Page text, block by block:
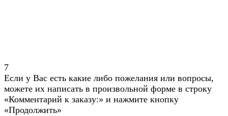
7
Если у Вас есть какие либо пожелания или вопросы,
можете их написать в произвольной форме в строку
«Комментарий к заказу:» и нажмите кнопку
«Продолжить»